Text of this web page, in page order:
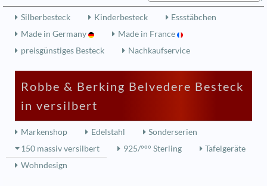
Silberbesteck Kinderbesteck
Essstäbchen
Made in Germany
Made in France
preisgünstiges Besteck
Nachkaufservice
Robbe & Berking Belvedere Besteck
in versilbert
Markenshop Edelstahl
Sonderserien
150 massiv versilbert
925/°°° Sterling
Tafelgeräte
Wohndesign